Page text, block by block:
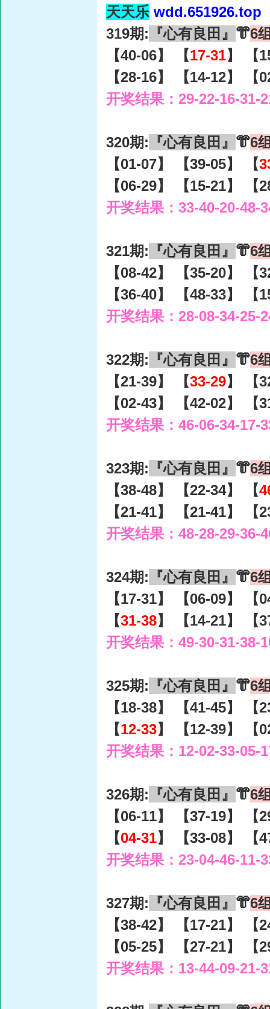
天天乐 wdd.651926.top
319期: 『心有良田』 👘6
【40-06】 【17-31】 【
【28-16】 【14-12】 【
开奖结果：29-22-16-31-
320期: 『心有良田』 👘6
【01-07】 【39-05】 【
【06-29】 【15-21】 【
开奖结果：33-40-20-48-
321期: 『心有良田』 👘6
【08-42】 【35-20】 【
【36-40】 【48-33】 【
开奖结果：28-08-34-25-
322期: 『心有良田』 👘6
【21-39】 【33-29】 【
【02-43】 【42-02】 【
开奖结果：46-06-34-17-
323期: 『心有良田』 👘6
【38-48】 【22-34】 【
【21-41】 【21-41】 【
开奖结果：48-28-29-36-
324期: 『心有良田』 👘6
【17-31】 【06-09】 【
【31-38】 【14-21】 【
开奖结果：49-30-31-38-
325期: 『心有良田』 👘6
【18-38】 【41-45】 【
【12-33】 【12-39】 【
开奖结果：12-02-33-05-
326期: 『心有良田』 👘6
【06-11】 【37-19】 【
【04-31】 【33-08】 【
开奖结果：23-04-46-11-
327期: 『心有良田』 👘6
【38-42】 【17-21】 【
【05-25】 【27-21】 【
开奖结果：13-44-09-21-